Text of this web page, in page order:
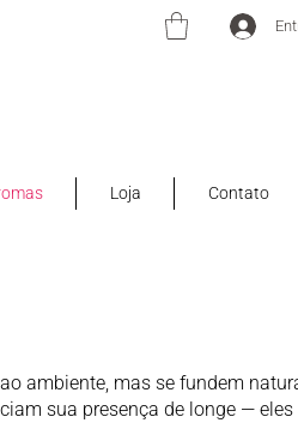
Loja Contato
ambiente, mas se fundem
sua presença de longe — eles